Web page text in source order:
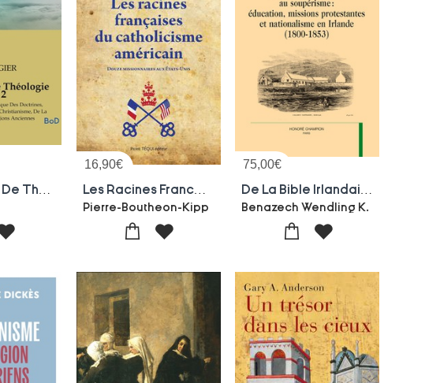
16,90€
Les Racines Francaises Du Catholicisme Americain : Douze Missionnaires Aux Etats-unis
Pierre-Boutheon-Kipp
75,00€
Benazech Wendling K.